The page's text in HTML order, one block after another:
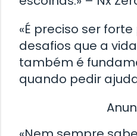
«É preciso ser
desafios que a
também é
quando pedir